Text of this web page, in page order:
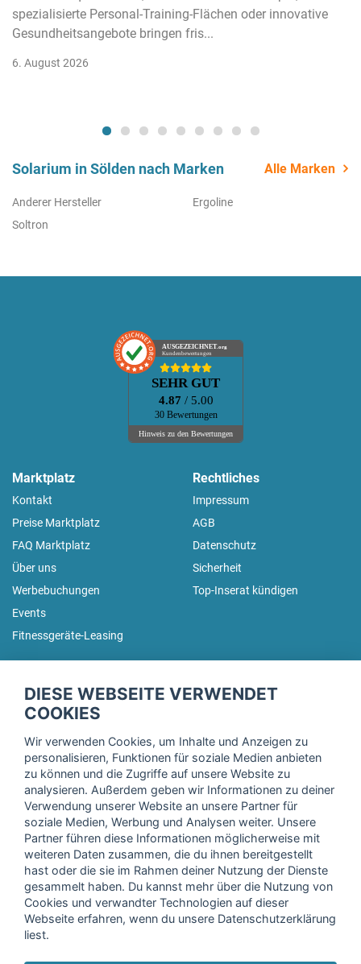
spezialisierte Personal-Training-Flächen oder innovative
Gesundheitsangebote bringen fris...
6. August 2026
Solarium in Sölden nach Marken Alle Marken
Anderer Hersteller
Ergoline
Soltron
AUSGEZEICHNET.org
Kundenbewertungen
SEHR GUT
4.87 / 5.00
30 Bewertungen
Hinweis zu den Bewertungen
Marktplatz
Kontakt
Preise Marktplatz
FAQ Marktplatz
Über uns
Werbebuchungen
Events
Fitnessgeräte-Leasing
Rechtliches
Impressum
AGB
Datenschutz
Sicherheit
Top-Inserat kündigen
Trage dich hier für unseren Newsletter ein und erhalte regelmäßig
Ich stimme der Verarbeitung meiner Daten, wie in der
Einwilligungserklärungder fitnessmarkt.de services GmbH
beschrieben, zu und bestätige, dass ich das 16. Lebensjahr
vollendet habe. Ich kann diese Einwilligung jederzeit mit
Wirkung für die Zukunft widerrufen. Weitere Informationen
finden Sie in unsererDatenschutzerklärung.
DIESE WEBSEITE VERWENDET
COOKIES
Wir verwenden Cookies, um Inhalte und Anzeigen zu
personalisieren, Funktionen für soziale Medien anbieten
zu können und die Zugriffe auf unsere Website zu
analysieren. Außerdem geben wir Informationen zu deiner
Verwendung unserer Website an unsere Partner für
soziale Medien, Werbung und Analysen weiter. Unsere
Partner führen diese Informationen möglicherweise mit
weiteren Daten zusammen, die du ihnen bereitgestellt
hast oder die sie im Rahmen deiner Nutzung der Dienste
gesammelt haben. Du kannst mehr über die Nutzung von
Cookies und verwandter Technologien auf dieser
Webseite erfahren, wenn du unsere Datenschutzerklärung
liest.